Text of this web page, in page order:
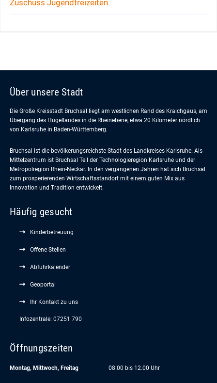
Zuschuss Jugendfreizeiten
Über unsere Stadt
Die Große Kreisstadt Bruchsal liegt am westlichen Rand des Kraichgaus, am
Übergang des Hügellandes in die Rheinebene, etwa 20 Kilometer nördlich
von Karlsruhe in Baden-Württemberg.
Bruchsal ist die bevölkerungsreichste Stadt des Landkreises Karlsruhe. Als
Mittelzentrum ist Bruchsal Teil der Technologieregion Karlsruhe und der
Metropolregion Rhein-Neckar. In den vergangenen Jahren hat sich Bruchsal
zum prosperierenden Wirtschaftsstandort mit einem guten Mix aus
Innovation und Tradition entwickelt.
Häufig gesucht
Kinderbetreuung
Offene Stellen
Abfuhrkalender
Geoportal
Ihr Kontakt zu uns
Infozentrale: 07251 790
Öffnungszeiten
Montag, Mittwoch, Freitag 08.00 bis 12.00 Uhr